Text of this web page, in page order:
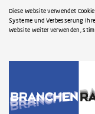
Diese Website verwendet
Systeme und Verbesserung
Website weiter verwenden,